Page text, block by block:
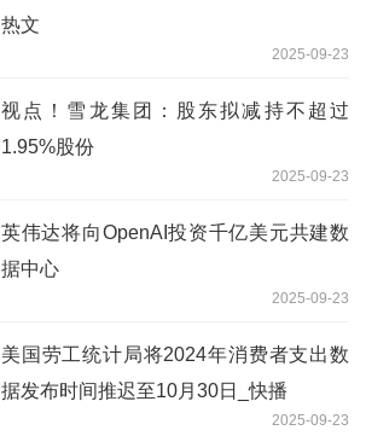
热文
2025-09-23
视点！雪龙集团：股东拟减持不超过
1.95%股份
2025-09-23
英伟达将向OpenAI投资千亿美元共建数
据中心
2025-09-23
美国劳工统计局将2024年消费者支出数
据发布时间推迟至10月30日_快播
2025-09-23